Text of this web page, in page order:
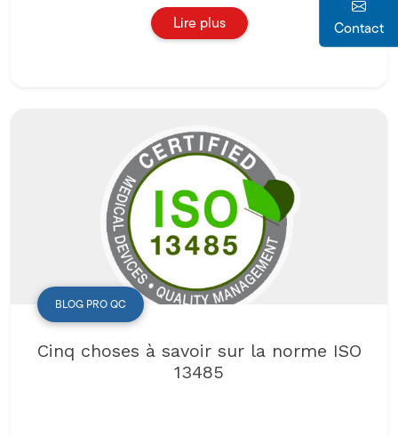
Lire plus
BLOG PRO QC
Cinq choses à savoir sur la norme ISO
13485
Contact